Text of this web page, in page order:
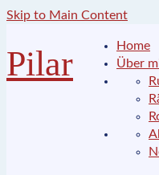
Skip to Main Content
Home
Über
Pilar